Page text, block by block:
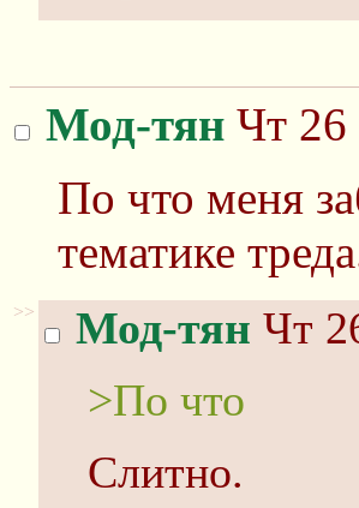
Мод-тян Чт 26
По что меня
тематике
>> Мод-тян Чт
>По что
Слитно.